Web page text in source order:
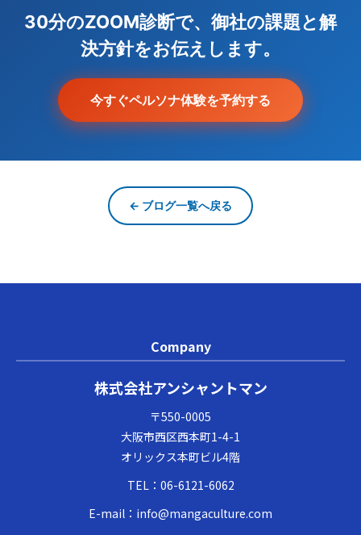
30分のZOOM診断で、御社の課題と解
決方針をお伝えします。
今すぐペルソナ体験を予約する
← ブログ一覧へ戻る
Company
株式会社アンシャントマン
〒550-0005
大阪市西区西本町1-4-1
オリックス本町ビル4階
TEL： 06-6121-6062
E-mail： info@mangaculture.com